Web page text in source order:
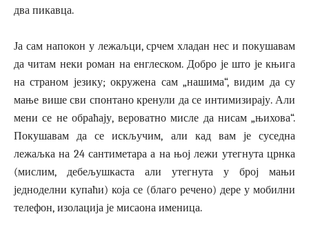
два пикавца.
Ја сам напокон у лежаљци, срчем хладан нес и покушавам
да читам неки роман на енглеском. Добро је што је књига
на страном језику; окружена сам „нашима“, видим да су
мање више сви спонтано кренули да се интимизирају. Али
мени се не обраћају, вероватно мисле да нисам „њихова“.
Покушавам да се искључим, али кад вам је суседна
лежаљка на 24 сантиметара а на њој лежи утегнута црнка
(мислим, дебељушкаста али утегнута у број мањи
једноделни купаћи) која се (благо речено) дере у мобилни
телефон, изолација је мисаона именица.